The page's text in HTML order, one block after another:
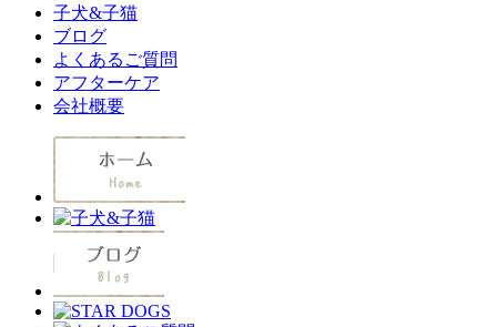
子犬&子猫
ブログ
よくあるご質問
アフターケア
会社概要